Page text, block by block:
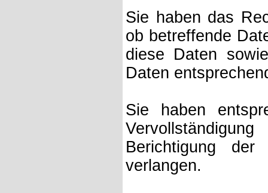
Sie haben das
ob betreffende
diese Daten
Daten
Sie haben
Berichtigung
verlangen.